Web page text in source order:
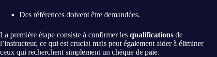
Des références doivent être demandées.
La première étape consiste à confirmer les qualifications de
l’instructeur, ce qui est crucial mais peut également aider à éliminer
ceux qui recherchent simplement un chèque de paie.